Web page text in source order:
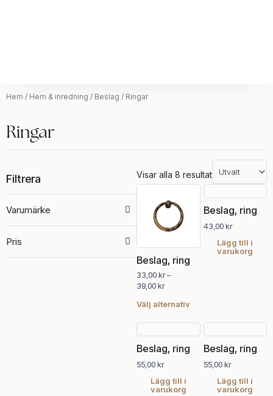
Hem / Hem & inredning / Beslag / Ringar
Ringar
Filtrera
Varumärke
Pris
Visar alla 8 resultat
Beslag, ring
33,00kr–
39,00kr
Prisintervall:
33,00 kr
till
39,00 kr
Välj alternativ
produkten
varianter.
kan
produktsidan
Beslag, ring
43,00kr
Lägg till i
varukorg
Beslag, ring
55,00kr
Lägg till i
varukorg
Beslag, ring
55,00kr
Lägg till i
varukorg